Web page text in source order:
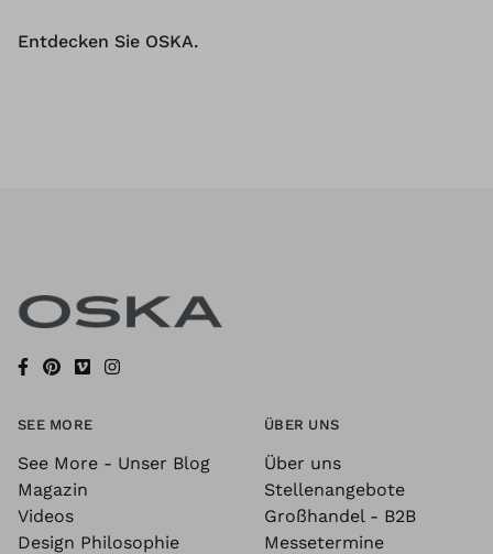
Entdecken Sie OSKA.
SEE MORE
See More - Unser Blog
Magazin
Videos
Design Philosophie
ÜBER UNS
Über uns
Stellenangebote
Großhandel - B2B
Messetermine